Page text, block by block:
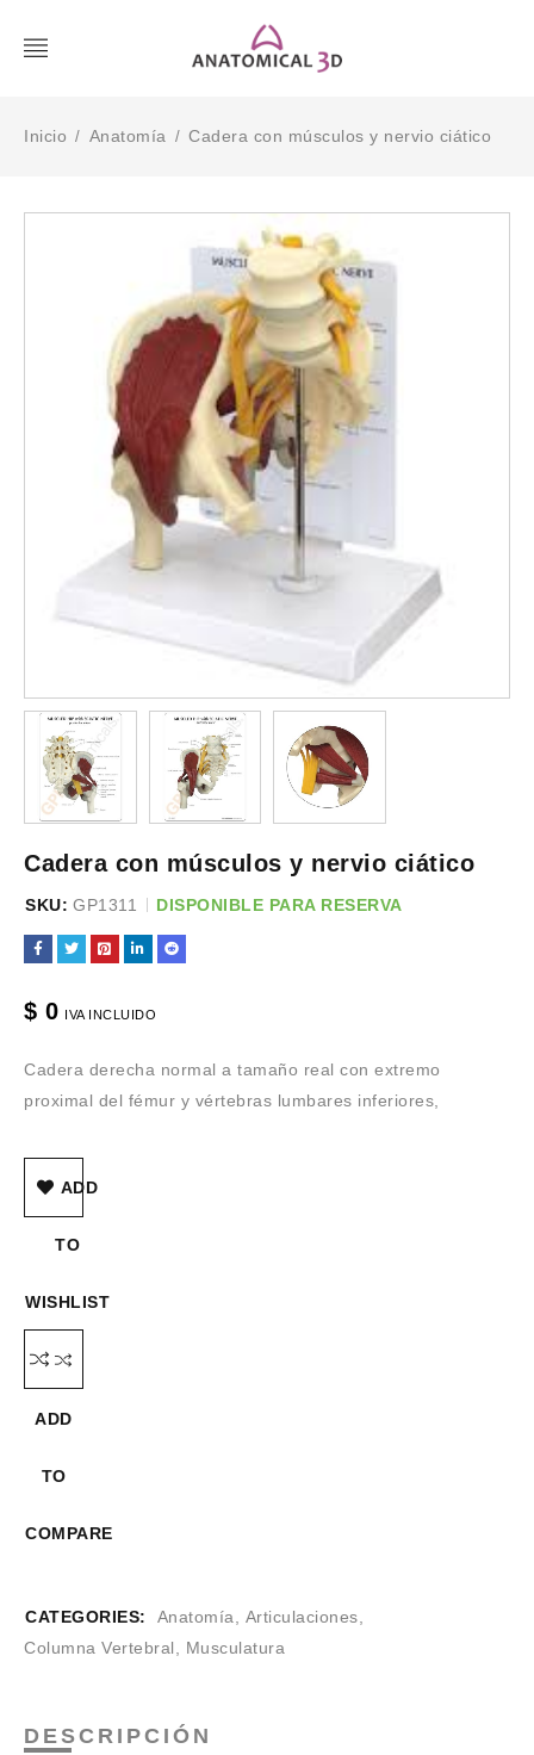
Inicio / Anatomía / Cadera con músculos y nervio ciático
Cadera con músculos y nervio ciático
SKU: GP1311 DISPONIBLE PARA RESERVA
$ 0 IVA INCLUIDO
Cadera derecha normal a tamaño real con extremo
proximal del fémur y vértebras lumbares inferiores,
ADD
TO
WISHLIST
ADD
TO
COMPARE
CATEGORIES: Anatomía Articulaciones
Columna Vertebral
Musculatura
DESCRIPCIÓN